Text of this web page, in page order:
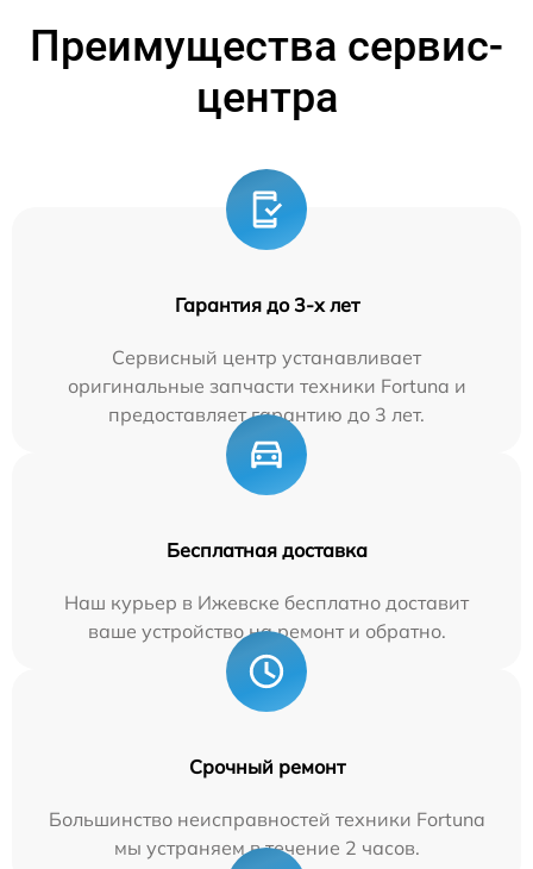
Преимущества сервис-
центра
Гарантия до 3-х лет
Сервисный центр устанавливает
оригинальные запчасти техники Fortuna и
предоставляет гарантию до 3 лет.
Бесплатная доставка
Наш курьер в Ижевске бесплатно доставит
ваше устройство на ремонт и обратно.
Срочный ремонт
Большинство неисправностей техники Fortuna
мы устраняем в течение 2 часов.